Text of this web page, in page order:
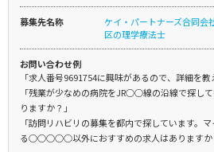
募集先名称
ケイ・パートナーズ合同会
区の理学療法士
お問い合わせ例
「求人番号9691754に興味があるので、詳細を教
「残業が少なめの病院をJR○○線の沿線で探し
りますか？」
「訪問リハビリの募集を都内で探しています。
る○○○○○以外におすすめの求人はありますか